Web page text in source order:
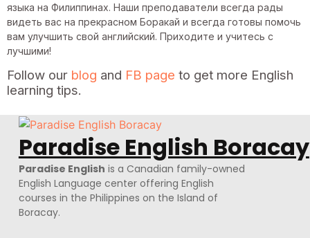
языка на Филиппинах. Наши преподаватели всегда рады
видеть вас на прекрасном Боракай и всегда готовы помочь
вам улучшить свой английский. Приходите и учитесь с
лучшими!
Follow our blog and FB page to get more English
learning tips.
Paradise English Boracay
Paradise English is a Canadian family-owned
English Language center offering English
courses in the Philippines on the Island of
Boracay.